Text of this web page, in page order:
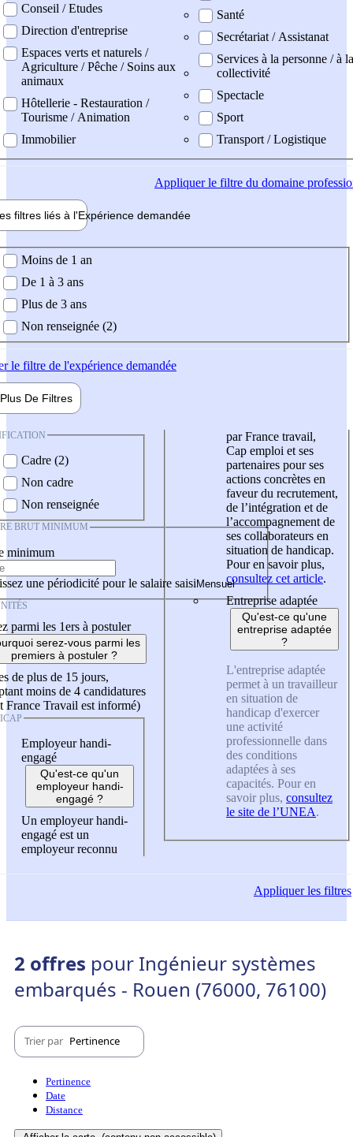
Conseil / Etudes
Direction d'entreprise
Espaces verts et naturels /
Agriculture / Pêche / Soins aux
animaux
Hôtellerie - Restauration /
Tourisme / Animation
Immobilier
Santé
Secrétariat / Assistanat
Services à la personne / à la
collectivité
Spectacle
Sport
Transport / Logistique
Appliquerle filtre du domaine
filtres liés à l'Expérience demandée
demandée
Moins de 1 an
De 1 à 3 ans
Plus de 3 ans
Non renseignée (2)
le filtre de l'expérience demandée
Plus De Filtres
Cadre (2)
Non cadre
Non renseignée
BRUT MINIMUM
minimum
une périodicité pour le salaire saisi
parmi les 1ers à postuler
serez-vous parmi les
premiers à postuler ?
de plus de 15 jours,
moins de 4 candidatures
France Travail est informé)
Employeur handi-
engagé
Qu'est-ce qu'un
employeur handi-
engagé ?
Un employeur handi-
engagé est un
employeur reconnu
par France travail,
Cap emploi et ses
partenaires pour ses
actions concrètes en
faveur du recrutement,
de l’intégration et de
l’accompagnement de
ses collaborateurs en
situation de handicap.
Pour en savoir plus,
consultez cet article.
Entreprise adaptée
Qu'est-ce qu'une
entreprise adaptée
?
L'entreprise adaptée
permet à un travailleur
en situation de
handicap d'exercer
une activité
professionnelle dans
des conditions
adaptées à ses
capacités. Pour en
savoir plus, consultez
le site de l’UNEA.
Appliquerles filtres
2 offres pour Ingénieur systèmes
embarqués - Rouen (76000, 76100)
Trier par Pertinence
Pertinence
Date
Distance